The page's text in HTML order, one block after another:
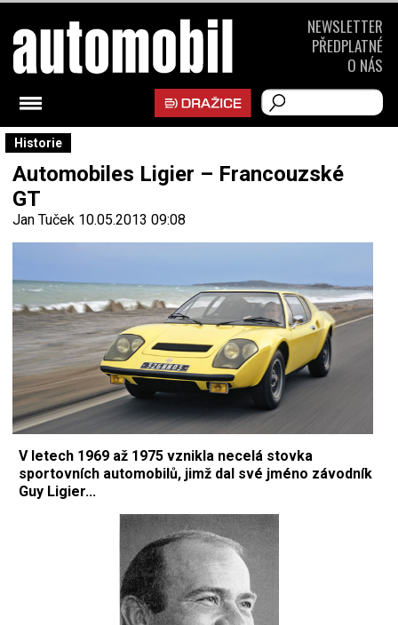
Historie
Automobiles Ligier – Francouzské
GT
Jan Tuček 10.05.2013 09:08
V letech 1969 až 1975 vznikla necelá stovka
sportovních automobilů, jimž dal své jméno závodník
Guy Ligier...
NEWSLETTER
PŘEDPLATNÉ
O NÁS